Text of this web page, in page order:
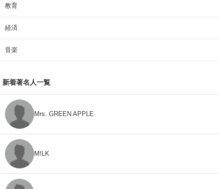
教育
経済
音楽
新着著名人一覧
Mrs. GREEN APPLE
M!LK